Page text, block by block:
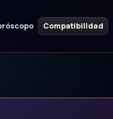
Compatibilidad